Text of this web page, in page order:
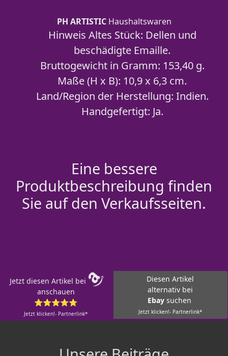
PH ARTISTICHaushaltswaren
Hinweis Altes Stück: Dellen und
beschädigte Emaille.
Bruttogewicht in Gramm: 153,40 g.
Maße (H x B): 10,9 x 6,3 cm.
Land/Region der Herstellung: Indien.
Handgefertigt: Ja.
Eine bessere
Produktbeschreibung finden
Sie auf den Verkaufsseiten.
Jetzt diesen Artikel bei
anschauen
⭐⭐⭐⭐⭐
Jetzt klicken!- Partnerlink*
Diesen Artikel
alternativ bei
Ebay suchen
Jetzt klicken!- Partnerlink*